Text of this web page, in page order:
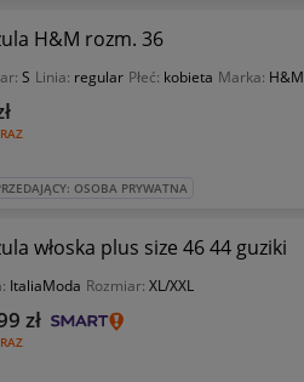
H&M rozm. 36
S Linia: regular Płeć: kobieta Marka: H&M
OSOBA PRYWATNA
włoska plus size 46 44 guziki
ItaliaModa Rozmiar: XL/XXL
zł